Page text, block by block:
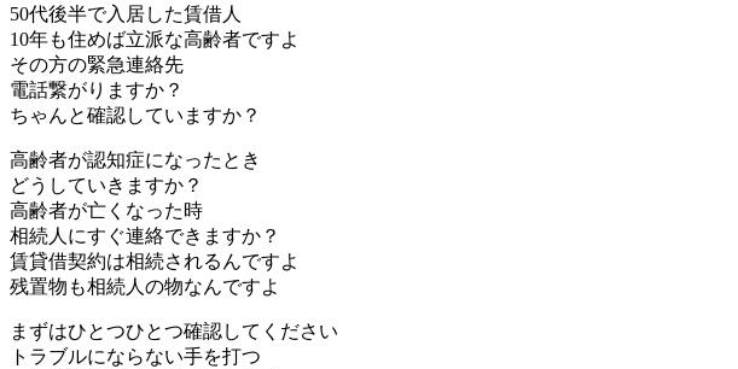
50代後半で入居した賃借人
10年も住めば立派な高齢者ですよ
その方の緊急連絡先
電話繋がりますか？
ちゃんと確認していますか？
高齢者が認知症になったとき
どうしていきますか？
高齢者が亡くなった時
相続人にすぐ連絡できますか？
賃貸借契約は相続されるんですよ
残置物も相続人の物なんですよ
まずはひとつひとつ確認してください
トラブルにならない手を打つ